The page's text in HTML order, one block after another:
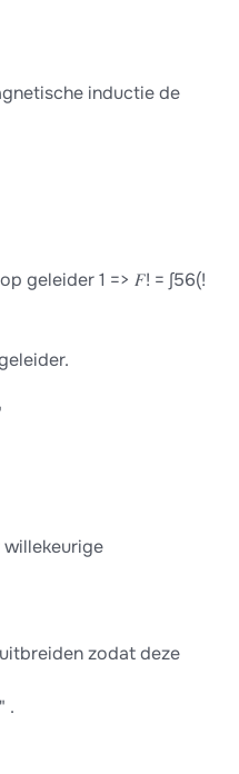
inductie de
geleider 1 => 𝐹! = ∫56(!
zodat deze
.